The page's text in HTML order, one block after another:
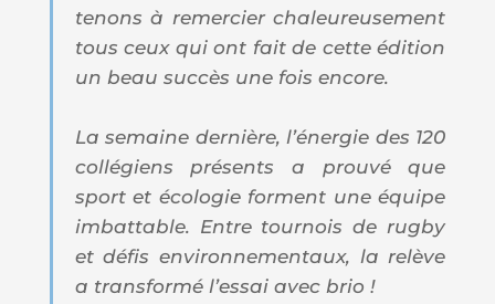
tenons à remercier chaleureusement
tous ceux qui ont fait de cette édition
un beau succès une fois encore.
La semaine dernière, l’énergie des 120
collégiens présents a prouvé que
sport et écologie forment une équipe
imbattable. Entre tournois de rugby
et défis environnementaux, la relève
a transformé l’essai avec brio !